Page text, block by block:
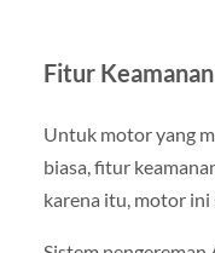
Fitur
Untuk motor yang
biasa, fitur
karena itu, motor ini